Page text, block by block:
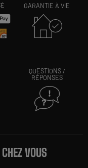
GARANTIE À VIE
QUESTIONS /
RÉPONSES
VOUS